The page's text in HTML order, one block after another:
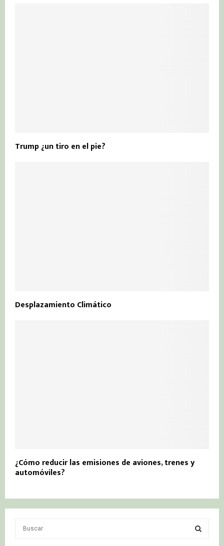
Trump ¿un tiro en el pie?
Desplazamiento Climático
¿Cómo reducir las emisiones de aviones, trenes y
automóviles?